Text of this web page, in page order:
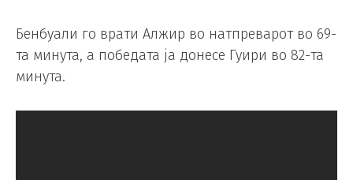
Бенбуали го врати Алжир во натпреварот во 69-
та минута, а победата ја донесе Гуири во 82-та
минута.